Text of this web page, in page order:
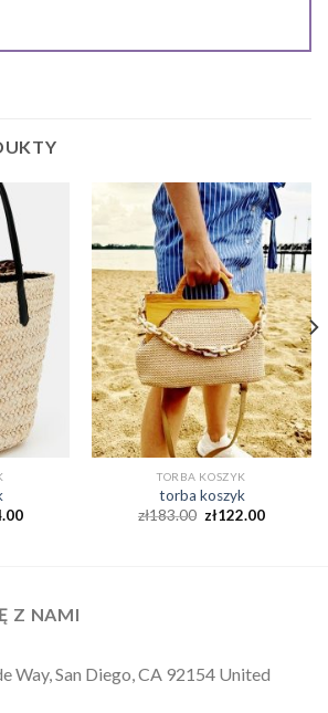
TORBA KOSZYK
torba koszyk
zł183.00 zł122.00
Z NAMI
Way, San Diego, CA 92154 United